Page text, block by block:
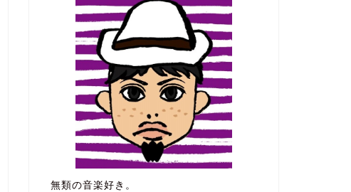
無類の音楽好き。